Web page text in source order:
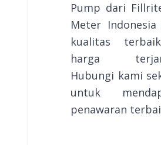
Pump dari
Meter
kualitas
harga
Hubungi kami
untuk
penawaran